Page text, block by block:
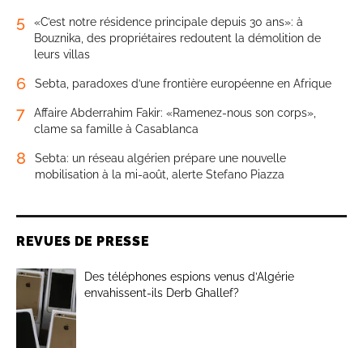
5
«C’est notre résidence principale depuis 30 ans»: à
Bouznika, des propriétaires redoutent la démolition de
leurs villas
6 Sebta, paradoxes d’une frontière européenne en Afrique
7
Affaire Abderrahim Fakir: «Ramenez-nous son corps»,
clame sa famille à Casablanca
8
Sebta: un réseau algérien prépare une nouvelle
mobilisation à la mi-août, alerte Stefano Piazza
REVUES DE PRESSE
Des téléphones espions venus d’Algérie
envahissent-ils Derb Ghallef?